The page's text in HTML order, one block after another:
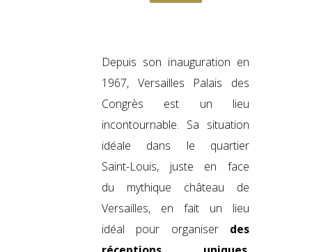
Depuis son inauguration en
1967, Versailles Palais des
Congrès est un lieu
incontournable. Sa situation
idéale dans le quartier
Saint-Louis, juste en face
du mythique château de
Versailles, en fait un lieu
idéal pour organiser des